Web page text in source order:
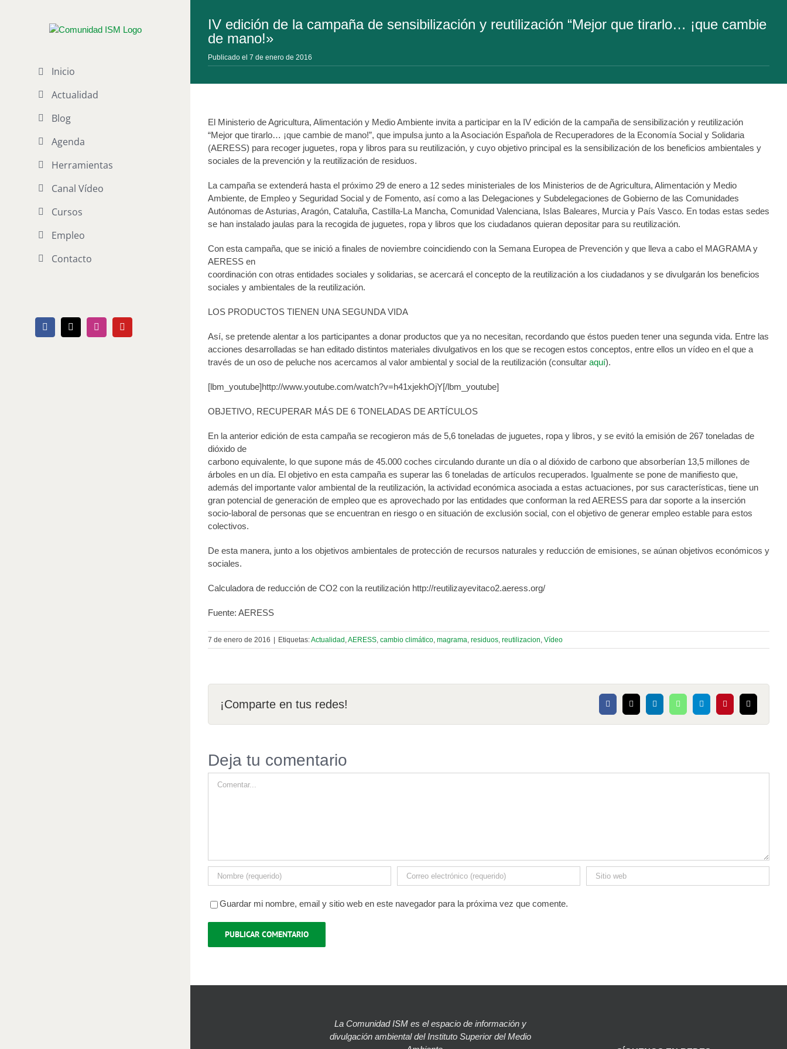
Inicio
Actualidad
Blog
Agenda
Herramientas
Canal Vídeo
Cursos
Empleo
Contacto
Facebook
X InstagramYouTube
IV edición de la campaña de sensibilización y reutilización “Mejor que tirarlo… ¡que cambie
de mano!»
Publicado el 7 de enero de 2016
El Ministerio de Agricultura, Alimentación y Medio Ambiente invita a participar en la IV edición de la campaña de sensibilización y reutilización
“Mejor que tirarlo… ¡que cambie de mano!”, que impulsa junto a la Asociación Española de Recuperadores de la Economía Social y Solidaria
(AERESS) para recoger juguetes, ropa y libros para su reutilización, y cuyo objetivo principal es la sensibilización de los beneficios ambientales y
sociales de la prevención y la reutilización de residuos.
La campaña se extenderá hasta el próximo 29 de enero a 12 sedes ministeriales de los Ministerios de de Agricultura, Alimentación y Medio
Ambiente, de Empleo y Seguridad Social y de Fomento, así como a las Delegaciones y Subdelegaciones de Gobierno de las Comunidades
Autónomas de Asturias, Aragón, Cataluña, Castilla-La Mancha, Comunidad Valenciana, Islas Baleares, Murcia y País Vasco. En todas estas sedes
se han instalado jaulas para la recogida de juguetes, ropa y libros que los ciudadanos quieran depositar para su reutilización.
Con esta campaña, que se inició a finales de noviembre coincidiendo con la Semana Europea de Prevención y que lleva a cabo el MAGRAMA y
AERESS en
coordinación con otras entidades sociales y solidarias, se acercará el concepto de la reutilización a los ciudadanos y se divulgarán los beneficios
sociales y ambientales de la reutilización.
LOS PRODUCTOS TIENEN UNA SEGUNDA VIDA
Así, se pretende alentar a los participantes a donar productos que ya no necesitan, recordando que éstos pueden tener una segunda vida. Entre las
acciones desarrolladas se han editado distintos materiales divulgativos en los que se recogen estos conceptos, entre ellos un vídeo en el que a
través de un oso de peluche nos acercamos al valor ambiental y social de la reutilización (consultar aquí).
[lbm_youtube]http://www.youtube.com/watch?v=h41xjekhOjY[/lbm_youtube]
OBJETIVO, RECUPERAR MÁS DE 6 TONELADAS DE ARTÍCULOS
En la anterior edición de esta campaña se recogieron más de 5,6 toneladas de juguetes, ropa y libros, y se evitó la emisión de 267 toneladas de
dióxido de
carbono equivalente, lo que supone más de 45.000 coches circulando durante un día o al dióxido de carbono que absorberían 13,5 millones de
árboles en un día. El objetivo en esta campaña es superar las 6 toneladas de artículos recuperados. Igualmente se pone de manifiesto que,
además del importante valor ambiental de la reutilización, la actividad económica asociada a estas actuaciones, por sus características, tiene un
gran potencial de generación de empleo que es aprovechado por las entidades que conforman la red AERESS para dar soporte a la inserción
socio-laboral de personas que se encuentran en riesgo o en situación de exclusión social, con el objetivo de generar empleo estable para estos
colectivos.
De esta manera, junto a los objetivos ambientales de protección de recursos naturales y reducción de emisiones, se aúnan objetivos económicos y
sociales.
Calculadora de reducción de CO2 con la reutilización http://reutilizayevitaco2.aeress.org/
Fuente: AERESS
7 de enero de 2016 Etiquetas:Actualidad ,AERESS, cambio climático, magrama, residuos, reutilizacion, Vídeo
¡Comparte en tus redes! Facebook
X LinkedInWhatsAppTelegramPinterestCorreo
electrónico
Deja tu comentario
Guardar mi nombre, email y sitio web en este navegador para la próxima vez que comente.
La Comunidad ISM es el espacio de información y
divulgación ambiental del Instituto Superior del Medio